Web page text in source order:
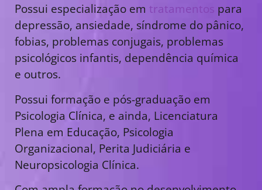
Possui especialização em tratamentos para
depressão, ansiedade, síndrome do pânico,
fobias, problemas conjugais, problemas
psicológicos infantis, dependência química
e outros.
Possui formação e pós-graduação em
Psicologia Clínica, e ainda, Licenciatura
Plena em Educação, Psicologia
Organizacional, Perita Judiciária e
Neuropsicologia Clínica.